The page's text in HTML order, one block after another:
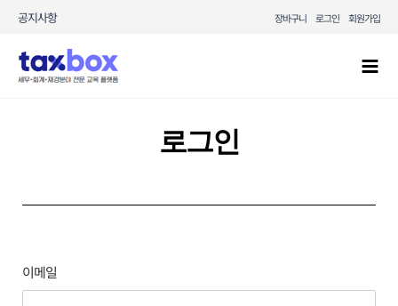
콘텐츠로
공지사항 장바구니 로그인 회원가입
로그인
이메일